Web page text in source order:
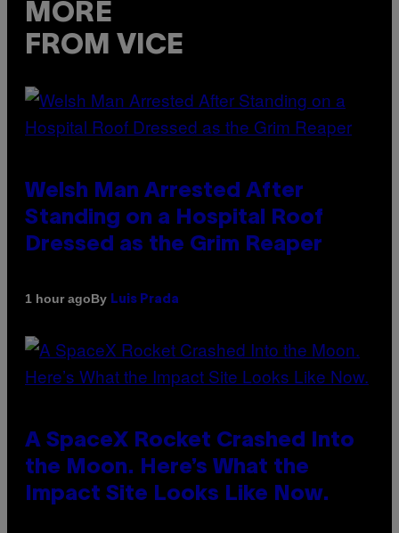
MORE
FROM VICE
Welsh Man Arrested After
Standing on a Hospital Roof
Dressed as the Grim Reaper
1 hour agoBy Luis Prada
A SpaceX Rocket Crashed Into
the Moon. Here’s What the
Impact Site Looks Like Now.